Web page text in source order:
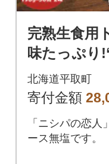
完熟生食用
味たっぷり
厚”「ニシパ
トマトジュ
北海道平取町
寄付金額
「ニシパの恋人
ース無塩です。